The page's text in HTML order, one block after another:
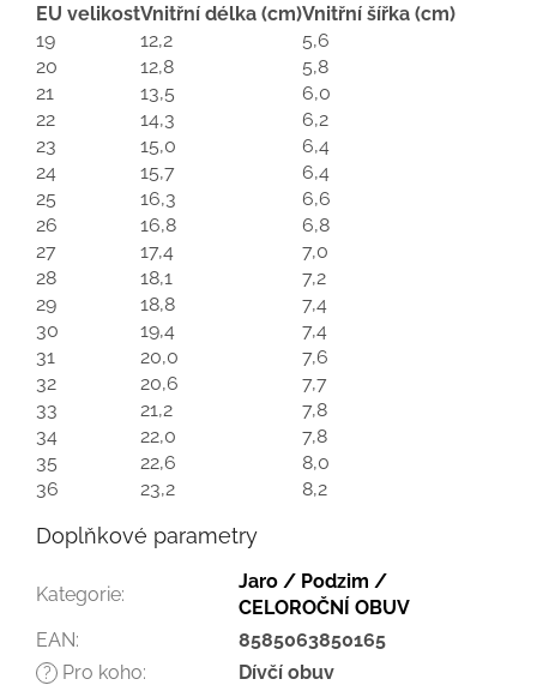
EU velikostVnitřní délka (cm)Vnitřní šířka (cm)
19
12,2
5,6
20
12,8
5,8
21
13,5
6,0
22
14,3
6,2
23
15,0
6,4
24
15,7
6,4
25
16,3
6,6
26
16,8
6,8
27
17,4
7,0
28
18,1
7,2
29
18,8
7,4
30
19,4
7,4
31
20,0
7,6
32
20,6
7,7
33
21,2
7,8
34
22,0
7,8
35
22,6
8,0
36
23,2 8,2
Doplňkové parametry
Kategorie:
Jaro / Podzim /
CELOROČNÍ OBUV
EAN: 8585063850165
? Pro koho: Dívčí obuv